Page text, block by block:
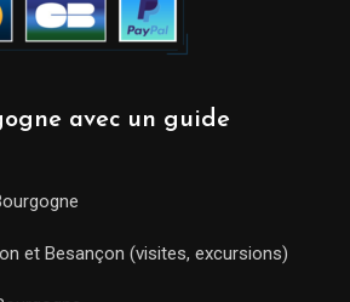
avec un guide
et Besançon (visites, excursions)